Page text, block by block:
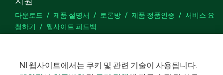
다운로드 제품 설명서 토론방 제품 정품인증
서비스 요
청하기
웹사이트 피드백
NI 웹사이트에서는 쿠키 및 관련 기술이 사용됩니다.